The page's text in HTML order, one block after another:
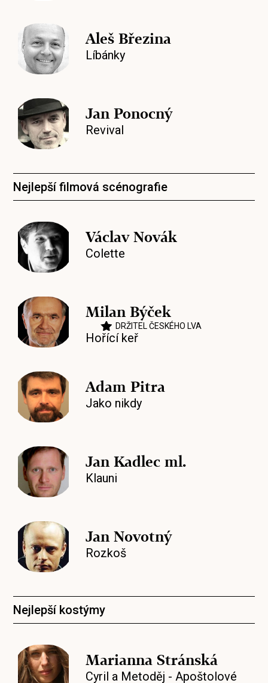
Aleš Březina
Líbánky
Jan Ponocný
Revival
Nejlepší filmová scénografie
Václav Novák
Colette
Milan Býček
DRŽITEL ČESKÉHO LVA
Hořící keř
Adam Pitra
Jako nikdy
Jan Kadlec ml.
Klauni
Jan Novotný
Rozkoš
Nejlepší kostýmy
Marianna Stránská
Cyril a Metoděj - Apoštolové